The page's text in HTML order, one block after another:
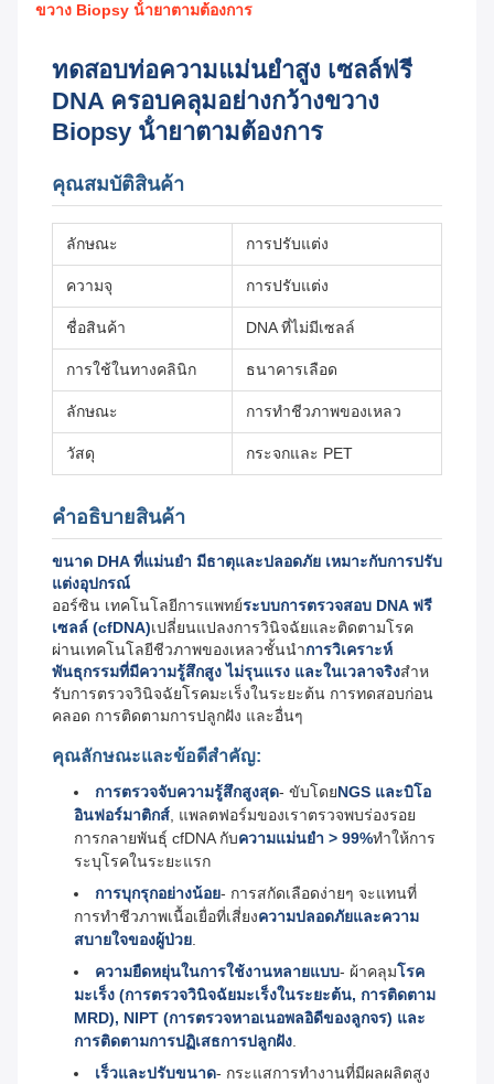
ขวาง Biopsy น้ํายาตามต้องการ
ทดสอบท่อความแม่นยําสูง เซลล์ฟรี
DNA ครอบคลุมอย่างกว้างขวาง
Biopsy น้ํายาตามต้องการ
คุณสมบัติสินค้า
ลักษณะ การปรับแต่ง
ความจุ การปรับแต่ง
ชื่อสินค้า DNA ที่ไม่มีเซลล์
การใช้ในทางคลินิก ธนาคารเลือด
ลักษณะ การทําชีวภาพของเหลว
วัสดุ กระจกและ PET
คําอธิบายสินค้า
ขนาด DHA ที่แม่นยํา มีธาตุและปลอดภัย เหมาะกับการปรับ
แต่งอุปกรณ์
ออร์ซิน เทคโนโลยีการแพทย์ระบบการตรวจสอบ DNA ฟรี
เซลล์ (cfDNA)เปลี่ยนแปลงการวินิจฉัยและติดตามโรค
ผ่านเทคโนโลยีชีวภาพของเหลวชั้นนําการวิเคราะห์
พันธุกรรมที่มีความรู้สึกสูง ไม่รุนแรง และในเวลาจริงสําห
รับการตรวจวินิจฉัยโรคมะเร็งในระยะต้น การทดสอบก่อน
คลอด การติดตามการปลูกฝัง และอื่นๆ
คุณลักษณะและข้อดีสําคัญ:
การตรวจจับความรู้สึกสูงสุด- ขับโดยNGS และบิโอ
อินฟอร์มาติกส์, แพลตฟอร์มของเราตรวจพบร่องรอย
การกลายพันธุ์ cfDNA กับความแม่นยํา > 99%ทําให้การ
ระบุโรคในระยะแรก
การบุกรุกอย่างน้อย- การสกัดเลือดง่ายๆ จะแทนที่
การทําชีวภาพเนื้อเยื่อที่เสี่ยงความปลอดภัยและความ
สบายใจของผู้ป่วย.
ความยืดหยุ่นในการใช้งานหลายแบบ- ผ้าคลุมโรค
มะเร็ง (การตรวจวินิจฉัยมะเร็งในระยะต้น, การติดตาม
MRD), NIPT (การตรวจหาอเนอพลอิดีของลูกจร) และ
การติดตามการปฏิเสธการปลูกฝัง.
เร็วและปรับขนาด- กระแสการทํางานที่มีผลผลิตสูง